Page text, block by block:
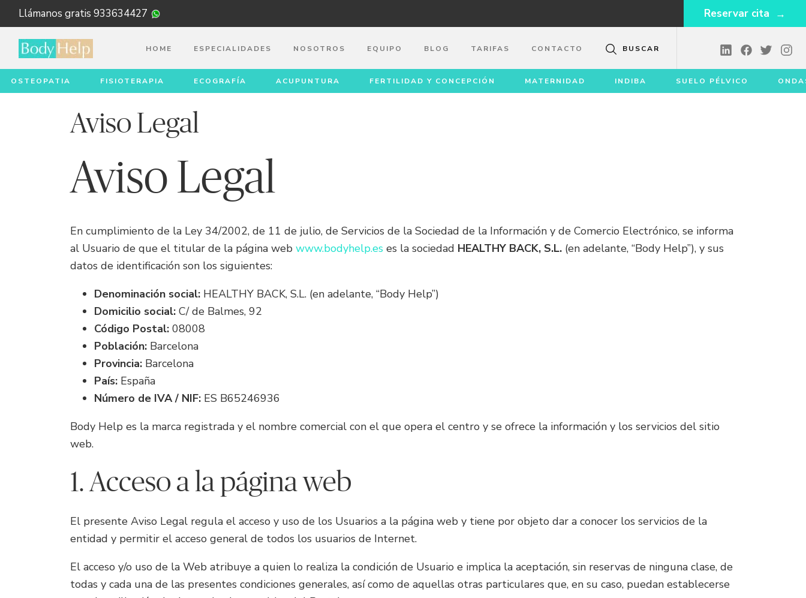
Llámanos gratis 933634427 Reservar cita
HOME ESPECIALIDADES NOSOTROS EQUIPO BLOG TARIFAS CONTACTO BUSCAR
OSTEOPATIA FISIOTERAPIA ECOGRAFÍA ACUPUNTURA FERTILIDAD Y CONCEPCIÓN MATERNIDAD INDIBA SUELO PÉLVICO
Aviso Legal
Aviso Legal
En cumplimiento de la Ley 34/2002, de 11 de julio, de Servicios de la Sociedad de la Información y de Comercio Electrónico, se informa
al Usuario de que el titular de la página web www.bodyhelp.es es la sociedad HEALTHY BACK, S.L. (en adelante, “Body Help”), y sus
datos de identificación son los siguientes:
Denominación social: HEALTHY BACK, S.L. (en adelante, “Body Help”)
Domicilio social: C/ de Balmes, 92
Código Postal: 08008
Población: Barcelona
Provincia: Barcelona
País: España
Número de IVA / NIF: ES B65246936
Body Help es la marca registrada y el nombre comercial con el que opera el centro y se ofrece la información y los servicios del sitio
web.
1. Acceso a la página web
El presente Aviso Legal regula el acceso y uso de los Usuarios a la página web y tiene por objeto dar a conocer los servicios de la
entidad y permitir el acceso general de todos los usuarios de Internet.
El acceso y/o uso de la Web atribuye a quien lo realiza la condición de Usuario e implica la aceptación, sin reservas de ninguna clase, de
todas y cada una de las presentes condiciones generales, así como de aquellas otras particulares que, en su caso, puedan establecerse